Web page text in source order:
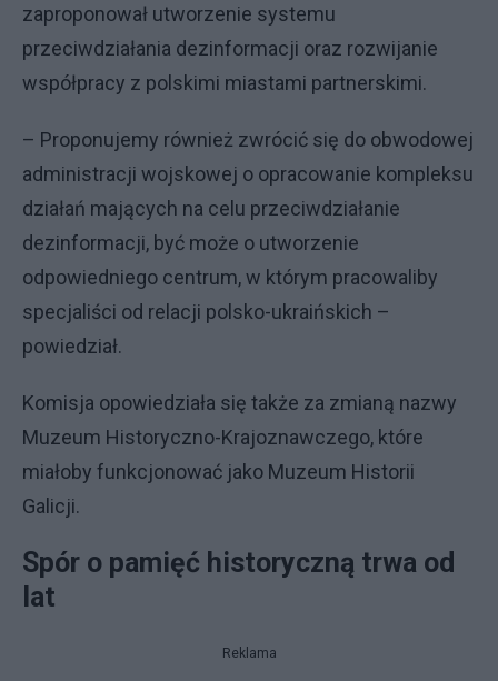
zaproponował utworzenie systemu
przeciwdziałania dezinformacji oraz rozwijanie
współpracy z polskimi miastami partnerskimi.
– Proponujemy również zwrócić się do obwodowej
administracji wojskowej o opracowanie kompleksu
działań mających na celu przeciwdziałanie
dezinformacji, być może o utworzenie
odpowiedniego centrum, w którym pracowaliby
specjaliści od relacji polsko-ukraińskich –
powiedział.
Komisja opowiedziała się także za zmianą nazwy
Muzeum Historyczno-Krajoznawczego, które
miałoby funkcjonować jako Muzeum Historii
Galicji.
Spór o pamięć historyczną trwa od
lat
Reklama